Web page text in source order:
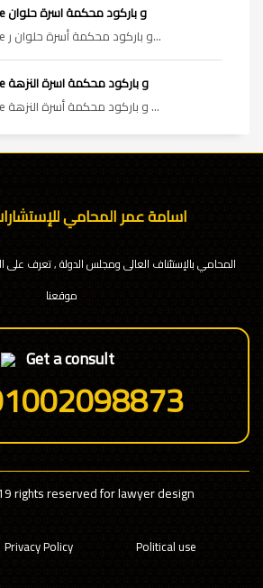
أجندة جلسات qr code و باركود محكمة اسرة حلوان
أجندة جلسات qr code و باركود محكمة أسرة حلوان ر...
أجندة جلسات qr code و باركود محكمة اسرة النزهة
أجندة جلسات qr code و باركود محكمة أسرة النزهة ...
اسامة عمر المحامي
المحامي بالإستئناف العالى ومجلس الدولة , تعرف على
موقعنا
Get a consult
rights reserved for lawyer design
Privacy Policy Political use